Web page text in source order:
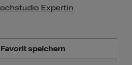
Expertin
speichern